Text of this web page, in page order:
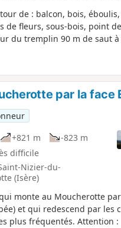
de : balcon, bois,
de fleurs, sous-bois, point
du tremplin 90 m de saut à
par la face
+821 m
-823 m
difficile
Nizier-du-
(Isère)
monte au Moucherotte
et qui redescend par les
plus fréquentés. Attention